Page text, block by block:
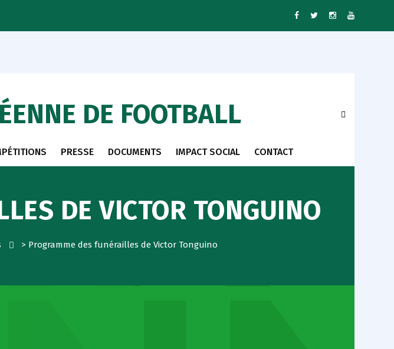
DE FOOTBALL
PRESSE DOCUMENTS IMPACT SOCIAL CONTACT
DE VICTOR TONGUINO
> Programme des funérailles de Victor Tonguino